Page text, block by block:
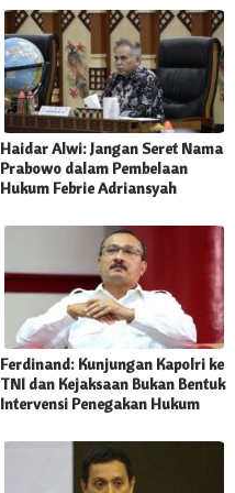
Haidar Alwi: Jangan Seret Nama
Prabowo dalam Pembelaan
Hukum Febrie Adriansyah
Ferdinand: Kunjungan Kapolri ke
TNI dan Kejaksaan Bukan Bentuk
Intervensi Penegakan Hukum